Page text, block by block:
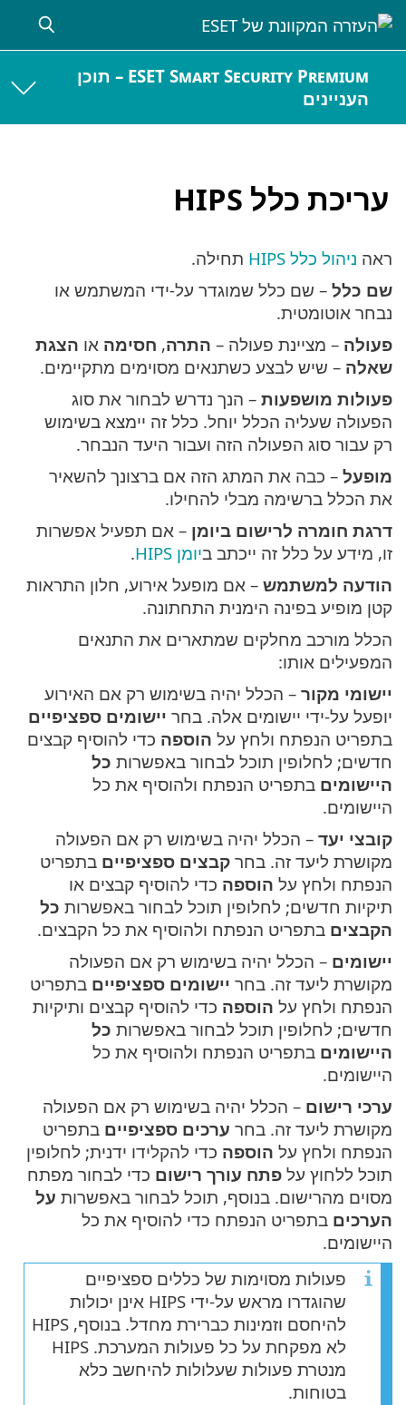
ESET Smart Security Premium – תוכן
העניינים
עריכת כלל HIPS
ראה ניהול כלל HIPS
תחילה.
שם כלל – שם כלל שמוגדר על-ידי המשתמש או
נבחר אוטומטית.
פעולה – מציינת פעולה – התרה, חסימה או הצגת
שאלה – שיש לבצע כשתנאים מסוימים מתקיימים.
פעולות מושפעות – הנך נדרש לבחור את סוג
הפעולה שעליה הכלל יוחל. כלל זה יימצא בשימוש
רק עבור סוג הפעולה הזה ועבור היעד הנבחר.
מופעל – כבה את המתג הזה אם ברצונך להשאיר
את הכלל ברשימה מבלי להחילו.
דרגת חומרה לרישום ביומן – אם תפעיל אפשרות
זו, מידע על כלל זה ייכתב ביומן HIPS
.
הודעה למשתמש – אם מופעל אירוע, חלון התראות
קטן מופיע בפינה הימנית התחתונה.
הכלל מורכב מחלקים שמתארים את התנאים
המפעילים אותו:
יישומי מקור – הכלל יהיה בשימוש רק אם האירוע
יופעל על-ידי יישומים אלה. בחר יישומים ספציפיים
בתפריט הנפתח ולחץ על הוספה כדי להוסיף קבצים
חדשים; לחלופין תוכל לבחור באפשרות כל
היישומים בתפריט הנפתח ולהוסיף את כל
היישומים.
קובצי יעד – הכלל יהיה בשימוש רק אם הפעולה
מקושרת ליעד זה. בחר קבצים ספציפיים בתפריט
הנפתח ולחץ על הוספה כדי להוסיף קבצים או
תיקיות חדשים; לחלופין תוכל לבחור באפשרות כל
הקבצים בתפריט הנפתח ולהוסיף את כל הקבצים.
יישומים – הכלל יהיה בשימוש רק אם הפעולה
מקושרת ליעד זה. בחר יישומים ספציפיים בתפריט
הנפתח ולחץ על הוספה כדי להוסיף קבצים ותיקיות
חדשים; לחלופין תוכל לבחור באפשרות כל
היישומים בתפריט הנפתח ולהוסיף את כל
היישומים.
ערכי רישום – הכלל יהיה בשימוש רק אם הפעולה
מקושרת ליעד זה. בחר ערכים ספציפיים בתפריט
הנפתח ולחץ על הוספה כדי להקלידו ידנית; לחלופין
תוכל ללחוץ על פתח עורך רישום כדי לבחור מפתח
מסוים מהרישום. בנוסף, תוכל לבחור באפשרות על
הערכים בתפריט הנפתח כדי להוסיף את כל
היישומים.
פעולות מסוימות של כללים ספציפיים
שהוגדרו מראש על-ידי HIPS אינן יכולות
להיחסם וזמינות כברירת מחדל. בנוסף, HIPS
לא מפקחת על כל פעולות המערכת. HIPS
מנטרת פעולות שעלולות להיחשב כלא
בטוחות.